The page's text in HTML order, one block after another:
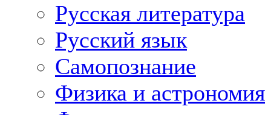
Русская литература
Русский язык
Самопознание
Физика и астрономия